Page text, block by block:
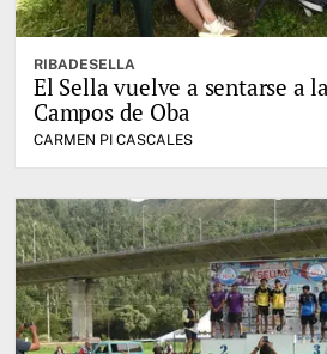
RIBADESELLA
El Sella vuelve a sentarse a
Campos de Oba
CARMEN PI CASCALES